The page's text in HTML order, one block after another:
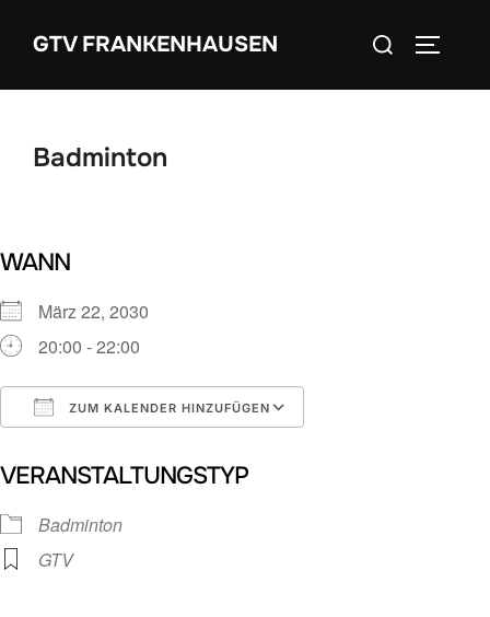
InhaltGTV FRANKENHAUSEN
Suchen
Badminton
WANN
März 22, 2030
20:00 - 22:00
ZUM KALENDER HINZUFÜGEN
VERANSTALTUNGSTYP
Badminton
GTV